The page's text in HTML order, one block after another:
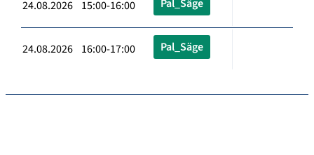
24.08.2026 15:00-16:00 Pal_Säge
24.08.2026 16:00-17:00 Pal_Säge